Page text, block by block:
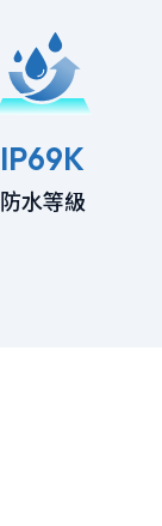
IP69K
防水等級